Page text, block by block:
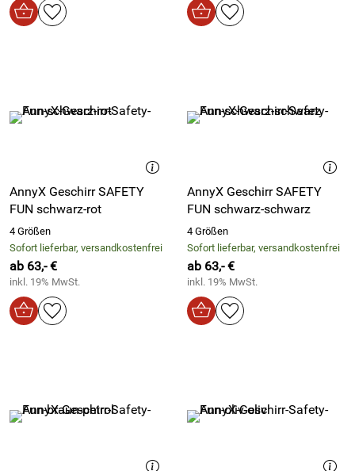
AnnyX Geschirr SAFETY
FUN schwarz-rot
4 Größen
Sofort lieferbar, versandkostenfrei
ab 63,- €
inkl. 19% MwSt.
AnnyX Geschirr SAFETY
FUN schwarz-schwarz
4 Größen
Sofort lieferbar, versandkostenfrei
ab 63,- €
inkl. 19% MwSt.